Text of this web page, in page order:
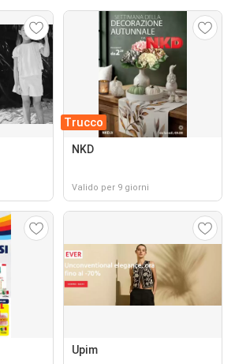
Trucco
NKD
Valido per 9 giorni
Upim